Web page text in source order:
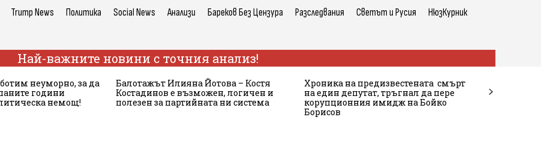
Trump News Политика Social News Анализи Бареков Без Цензура Разследвания Светът и Русия НюзКурник
Най-важните новини с точния анализ!
неуморно, за да
години
немощ!
Балотажът Илияна Йотова – Костя
Костадинов е възможен, логичен и
полезен за партийната ни система
Хроника на предизвестената смърт
на един депутат, тръгнал да пере
корупционния имидж на Бойко
Борисов